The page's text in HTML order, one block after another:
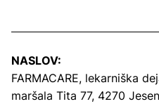
NASLOV:
FARMACARE, lekarniška
maršala Tita 77, 4270